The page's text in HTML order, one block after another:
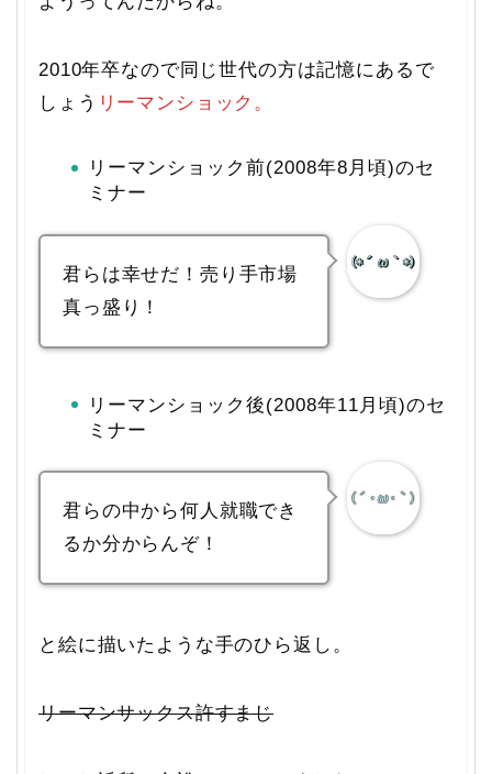
2010年卒なので同じ世代の方は記憶にあるで
しょう リーマンショック。
リーマンショック前(2008年8月頃)のセ
ミナー
君らは幸せだ！売り手市場
真っ盛り！
リーマンショック後(2008年11月頃)のセ
ミナー
君らの中から何人就職でき
るか分からんぞ！
と絵に描いたような手のひら返し。
リーマンサックス許すまじ